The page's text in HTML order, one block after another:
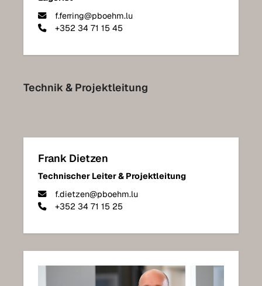
f.ferring@pboehm.lu
+352 34 71 15 45
Technik & Projektleitung
Frank Dietzen
Technischer Leiter & Projektleitung
f.dietzen@pboehm.lu
+352 34 71 15 25